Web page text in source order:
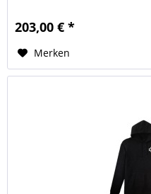
203,00 € *
Merken